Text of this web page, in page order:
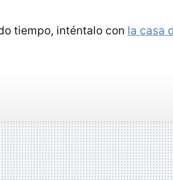
tiempo, inténtalo con la casa